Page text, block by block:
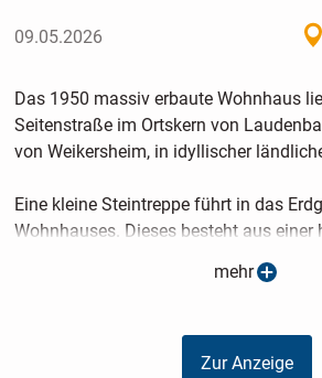
09.05.2026
Das 1950 massiv erbaute Wohnhaus
Seitenstraße im Ortskern von
von Weikersheim, in idyllischer
Eine kleine Steintreppe führt in das
Wohnhauses. Dieses besteht aus einer
Essbereich und angrenzender
Zimmern und einer Toilette. Die
Cerankochfeld (defekt) und einen Holz-
mehr
Zur Anzeige